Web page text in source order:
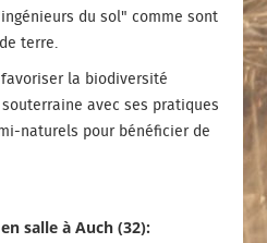
du sol" comme sont
terre.
favoriser la biodiversité
avec ses pratiques
naturels pour bénéficier de
salle à Auch (32):